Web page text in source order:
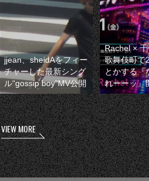
jjean、sheidAをフィー
チャーした最新シング
ル“gossip boy”MV公開
Rachel ×
歌舞伎町で
とかする『
れーーッ』
VIEW MORE